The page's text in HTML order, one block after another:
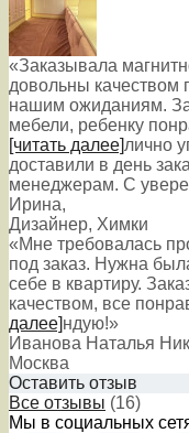
«Заказывала
довольны качеством
нашим ожиданиям.
мебели, ребенку
[читать далее]лично
доставили в день
менеджерам. С
Ирина,
Дизайнер, Химки
«Мне требовалась
под заказ. Нужна
себе в квартиру.
качеством, все
далее]ндую!»
Иванова Наталья
Москва
Оставить отзыв
Все отзывы (16)
Мы в социальных